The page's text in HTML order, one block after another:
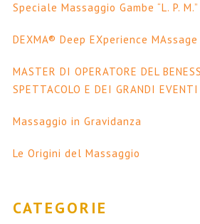
Speciale Massaggio Gambe “L. P. M.”
DEXMA® Deep EXperience MAssage
MASTER DI OPERATORE DEL
SPETTACOLO E DEI GRANDI EVENTI
Massaggio in Gravidanza
Le Origini del Massaggio
CATEGORIE